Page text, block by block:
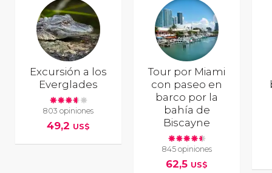
Excursión a los
Everglades
803 opiniones
49,2 US$
Tour por Miami
con paseo en
barco por la
bahía de
Biscayne
845 opiniones
62,5 US$